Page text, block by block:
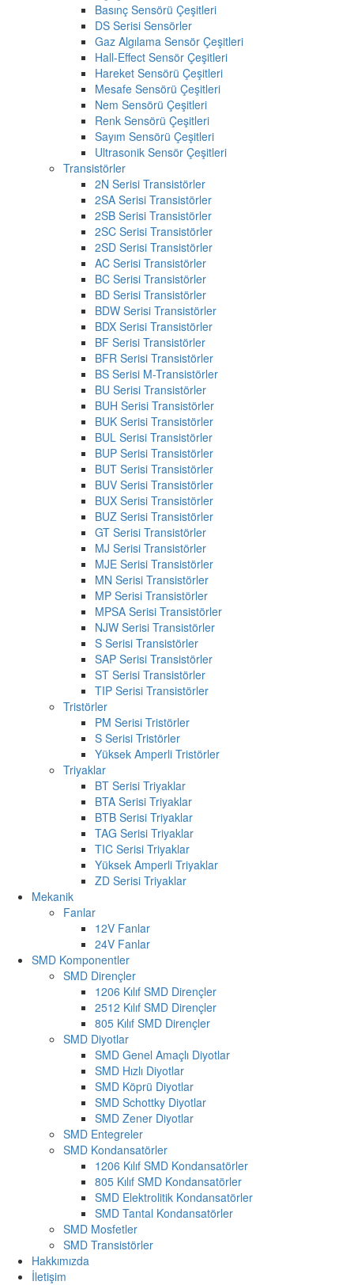
Basınç Sensörü Çeşitleri
DS Serisi Sensörler
Gaz Algılama Sensör Çeşitleri
Hall-Effect Sensör Çeşitleri
Hareket Sensörü Çeşitleri
Mesafe Sensörü Çeşitleri
Nem Sensörü Çeşitleri
Renk Sensörü Çeşitleri
Sayım Sensörü Çeşitleri
Ultrasonik Sensör Çeşitleri
Transistörler
2N Serisi Transistörler
2SA Serisi Transistörler
2SB Serisi Transistörler
2SC Serisi Transistörler
2SD Serisi Transistörler
AC Serisi Transistörler
BC Serisi Transistörler
BD Serisi Transistörler
BDW Serisi Transistörler
BDX Serisi Transistörler
BF Serisi Transistörler
BFR Serisi Transistörler
BS Serisi M-Transistörler
BU Serisi Transistörler
BUH Serisi Transistörler
BUK Serisi Transistörler
BUL Serisi Transistörler
BUP Serisi Transistörler
BUT Serisi Transistörler
BUV Serisi Transistörler
BUX Serisi Transistörler
BUZ Serisi Transistörler
GT Serisi Transistörler
MJ Serisi Transistörler
MJE Serisi Transistörler
MN Serisi Transistörler
MP Serisi Transistörler
MPSA Serisi Transistörler
NJW Serisi Transistörler
S Serisi Transistörler
SAP Serisi Transistörler
ST Serisi Transistörler
TIP Serisi Transistörler
Tristörler
PM Serisi Tristörler
S Serisi Tristörler
Yüksek Amperli Tristörler
Triyaklar
BT Serisi Triyaklar
BTA Serisi Triyaklar
BTB Serisi Triyaklar
TAG Serisi Triyaklar
TIC Serisi Triyaklar
Yüksek Amperli Triyaklar
ZD Serisi Triyaklar
Mekanik
Fanlar
12V Fanlar
24V Fanlar
SMD Komponentler
SMD Dirençler
1206 Kılıf SMD Dirençler
2512 Kılıf SMD Dirençler
805 Kılıf SMD Dirençler
SMD Diyotlar
SMD Genel Amaçlı Diyotlar
SMD Hızlı Diyotlar
SMD Köprü Diyotlar
SMD Schottky Diyotlar
SMD Zener Diyotlar
SMD Entegreler
SMD Kondansatörler
1206 Kılıf SMD Kondansatörler
805 Kılıf SMD Kondansatörler
SMD Elektrolitik Kondansatörler
SMD Tantal Kondansatörler
SMD Mosfetler
SMD Transistörler
Hakkımızda
İletişim